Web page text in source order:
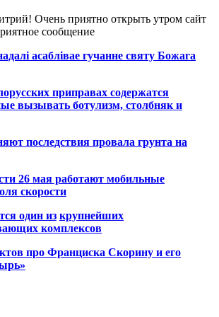
Очень приятно открыть утром сайт
сообщение
асаблівае гучанне святу Божага
приправах содержатся
вызывать ботулизм, столбняк и
последствия провала грунта на
26 мая работают мобильные
скорости
один из крупнейших
комплексов
про Франциска Скорину и его